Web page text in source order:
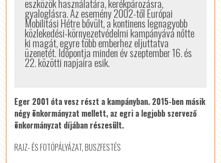
gyaloglásra. Az esemény 2002-től Európai
Mobilitási Hétre bővült, a kontinens legnagyobb
közlekedési-környezetvédelmi kampányává nőtte
ki magát, egyre több emberhez eljuttatva
üzenetét. Időpontja minden év szeptember 16. és
22. közötti napjaira esik.
Eger 2001 óta vesz részt a kampányban. 2015-ben másik
négy önkormányzat mellett, az egri a legjobb szervező
önkormányzat díjában részesült.
RAJZ- ÉS FOTÓPÁLYÁZAT, BUSZFESTÉS